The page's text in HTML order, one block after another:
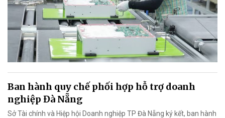
Ban hành quy chế phối hợp hỗ trợ doanh
nghiệp Đà Nẵng
Sở Tài chính và Hiệp hội Doanh nghiệp TP Đà Nẵng ký kết, ban hành